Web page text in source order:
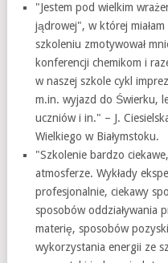
"Jestem pod wielkim
jądrowej", w której
szkoleniu zmotywował
konferencji chemikom i
w naszej szkole cykl
m.in. wyjazd do Świerku,
uczniów i in." – J.
Wielkiego w Białymstoku.
"Szkolenie bardzo
atmosferze. Wykłady
profesjonalnie, ciekawy
sposobów oddziaływania
materię, sposobów
wykorzystania energii ze